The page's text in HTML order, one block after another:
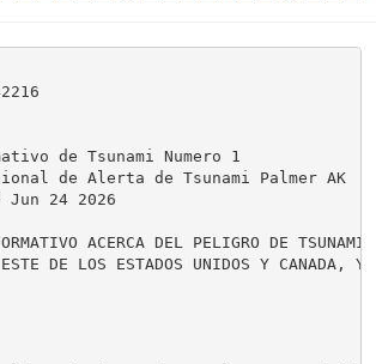
de Tsunami Numero 1
de Alerta de Tsunami Palmer AK
Jun 24 2026
ACERCA DEL PELIGRO DE TSUNAMI
DE LOS ESTADOS UNIDOS Y CANADA, Y